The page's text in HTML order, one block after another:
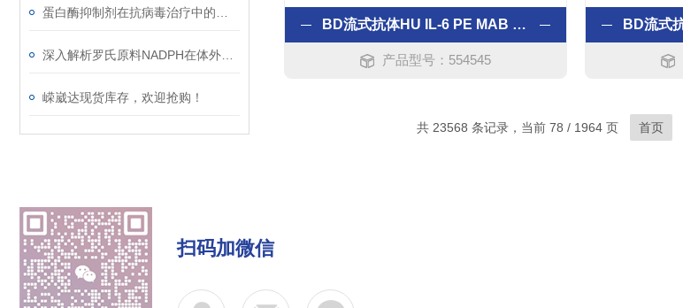
嵘崴达现货库存，欢迎抢购！
BD流式抗体HU IL-6 PE MAB 0.1MG MQ2-13A5
产品型号：554545
共 23568 条记录，当前 78 / 1964 页 首页
扫码加微信